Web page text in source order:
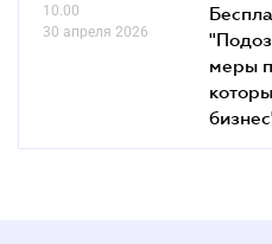
10.00
30 апреля 2026
меры